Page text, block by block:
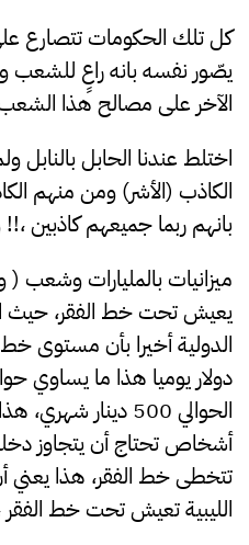
كل تلك الحكومات تتصارع
يصّور نفسه بانه راعٍ
الآخر على مصالح هذا
اختلط عندنا الحابل
الكاذب (الأشر) ومن منهم
بانهم ربما جميعهم كاذبين
ميزانيات بالمليارات وشعب (
يعيش تحت خط الفقر، حيث
تتخطى خط الفقر، هذا يعني
الليبية تعيش تحت خط الفقر ،ربما 40% أو